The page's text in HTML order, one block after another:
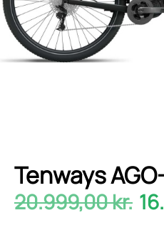
Tenways
20.999,00kr.